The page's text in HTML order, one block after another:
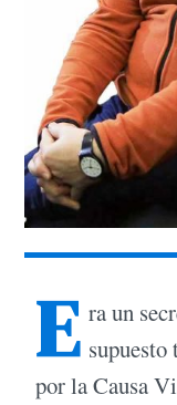
E ra un
por la Causa